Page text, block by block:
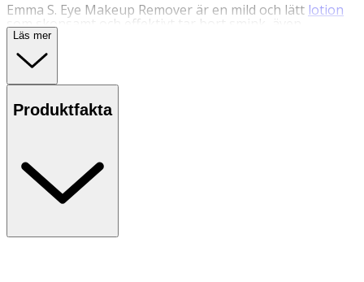
Emma S. Eye Makeup Remover är en mild och lätt lotion
som skonsamt och effektivt tar bort smink, även
vattenfast mascara, utan att torka ut huden runt ögonen.
Innehåller panthenol som lugnar och skyddar huden
samt är en effektiv fuktbindare. Följ anvisningarna på
produkten/bruksanvisningen.
Användning
processen vid användning av vattenfast mascara.
- Parfymfri.
Aqua, Decyl Cocoate, PEG-8, Isopropyl Isostearat,
Läs mer
Produktfakta